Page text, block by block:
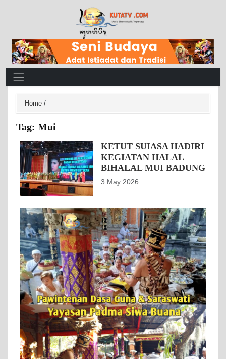
Main Navigation
Home /
Tag: Mui
KETUT SUIASA HADIRI
KEGIATAN HALAL
BIHALAL MUI BADUNG
3 May 2026